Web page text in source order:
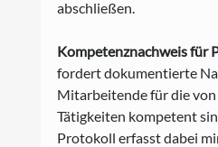
abschließen.
Kompetenznachweis für
fordert dokumentierte
Mitarbeitende für die
Tätigkeiten kompetent
Protokoll erfasst dabei